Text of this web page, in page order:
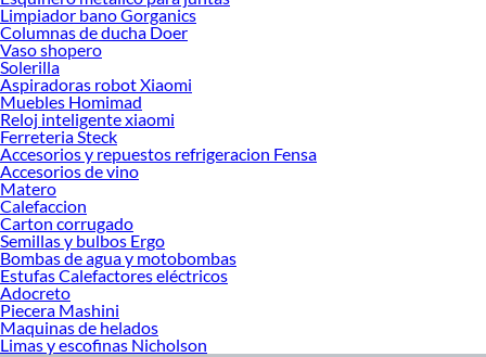
Limpiador bano Gorganics
Columnas de ducha Doer
Vaso shopero
Solerilla
Aspiradoras robot Xiaomi
Muebles Homimad
Reloj inteligente xiaomi
Ferreteria Steck
Accesorios y repuestos refrigeracion Fensa
Accesorios de vino
Matero
Calefaccion
Carton corrugado
Semillas y bulbos Ergo
Bombas de agua y motobombas
Estufas Calefactores eléctricos
Adocreto
Piecera Mashini
Maquinas de helados
Limas y escofinas Nicholson